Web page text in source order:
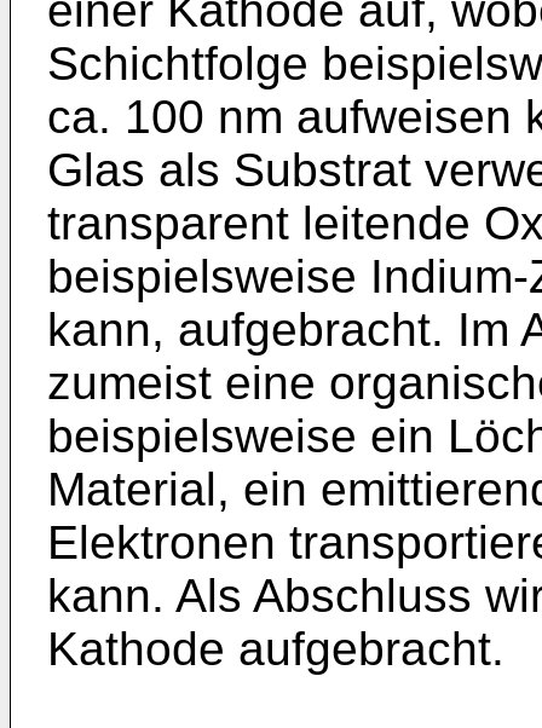
Schichtfolge
ca. 100 nm aufweisen
Glas als Substrat
transparent leitende
beispielsweise
kann, aufgebracht. Im
zumeist eine
beispielsweise ein
Material, ein
Elektronen
kann. Als Abschluss
Kathode aufgebracht.